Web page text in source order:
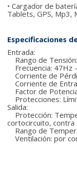
• Cargador de
Tablets, GPS, Mp3,
Especificaciones
Entrada:
Rango de
Frecuencia: 47Hz
Corriente de
Corriente de
Factor de
Protecciones:
Salida:
Protección:
cortocircuito,
Rango de
Ventilación: por